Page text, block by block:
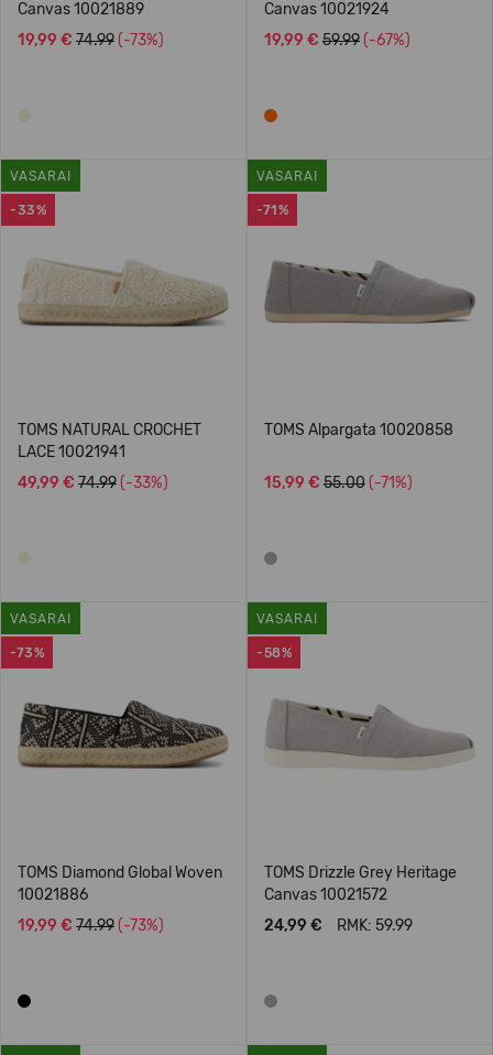
Canvas 10021889
19,99 € 74.99 (-73%)
Canvas 10021924
19,99 € 59.99 (-67%)
-33%
VASARAI
TOMS NATURAL CROCHET
LACE 10021941
49,99 € 74.99 (-33%)
-71%
VASARAI
TOMS Alpargata 10020858
15,99 € 55.00 (-71%)
-73%
VASARAI
TOMS Diamond Global Woven
10021886
19,99 € 74.99 (-73%)
-58%
VASARAI
TOMS Drizzle Grey Heritage
Canvas 10021572
24,99 €
RMK: 59.99